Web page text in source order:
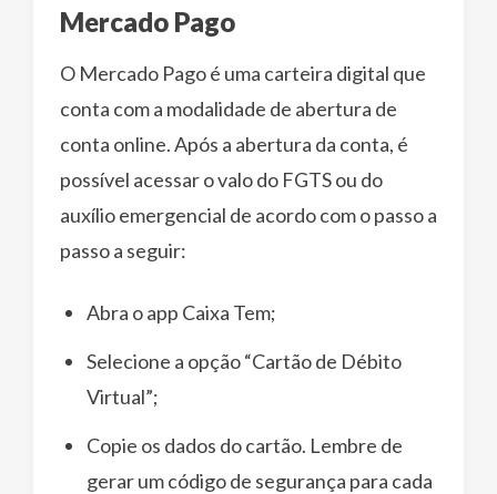
Mercado Pago
O Mercado Pago é uma carteira digital que
conta com a modalidade de abertura de
conta online. Após a abertura da conta, é
possível acessar o valo do FGTS ou do
auxílio emergencial de acordo com o passo a
passo a seguir:
Abra o app Caixa Tem;
Selecione a opção “Cartão de Débito
Virtual”;
Copie os dados do cartão. Lembre de
gerar um código de segurança para cada